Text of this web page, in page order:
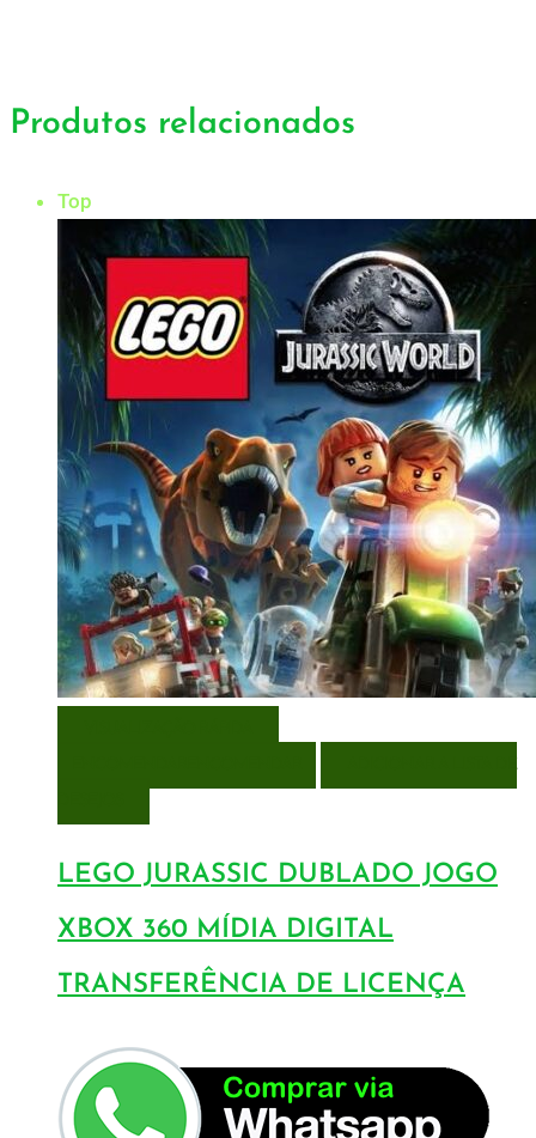
Produtos relacionados
Top
LEGO JURASSIC DUBLADO JOGO
XBOX 360 MÍDIA DIGITAL
TRANSFERÊNCIA DE LICENÇA